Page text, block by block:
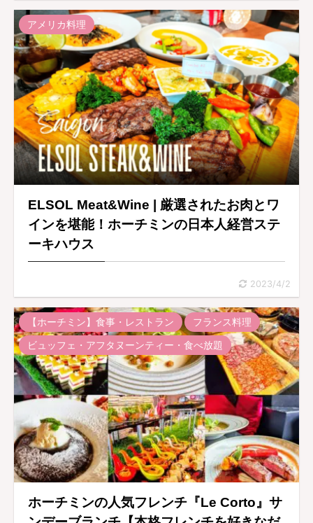
アメリカ料理
ELSOL Meat&Wine | 厳選されたお肉とワ
インを堪能！ホーチミンの日本人経営ステ
ーキハウス
2023/4/2
【ホーチミン】食事・レストラン
フランス料理
ビュッフェ・アフタヌーンティー・食べ放題
ホーチミンの人気フレンチ『Le Corto』サ